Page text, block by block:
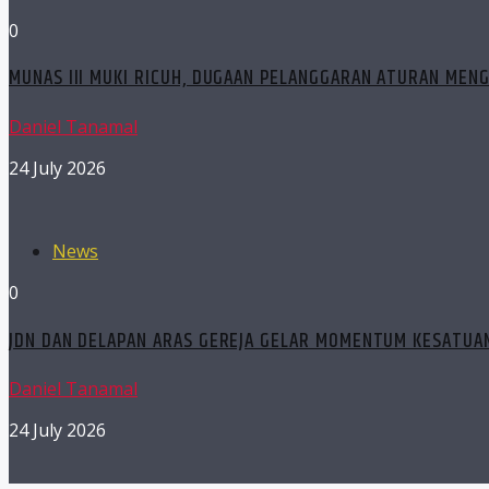
0
MUNAS III MUKI RICUH, DUGAAN PELANGGARAN ATURAN
Daniel Tanamal
24 July 2026
News
0
JDN DAN DELAPAN ARAS GEREJA GELAR MOMENTUM
Daniel Tanamal
24 July 2026